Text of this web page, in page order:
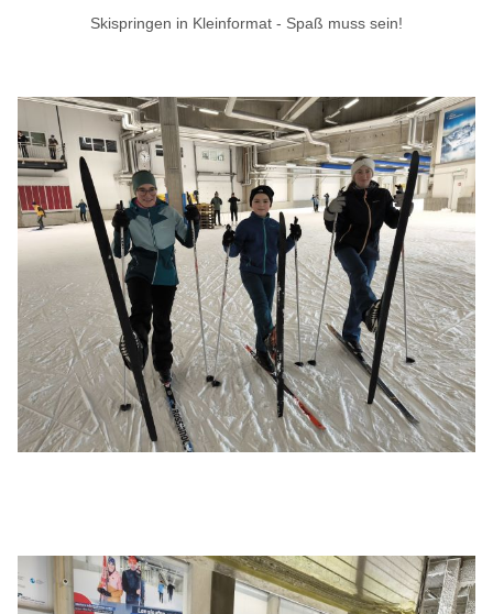
Skispringen in Kleinformat - Spaß muss sein!